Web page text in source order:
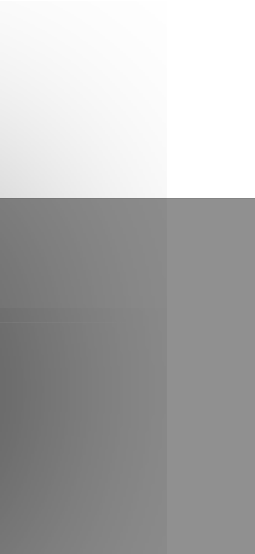
le bandeau des cookies